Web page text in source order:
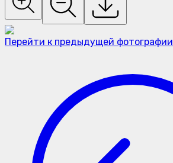
Перейти к предыдущей фотографии